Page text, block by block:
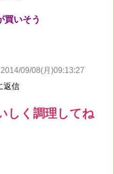
買いそう
2014/09/08(月)09:13:27
返信
しく調理してね